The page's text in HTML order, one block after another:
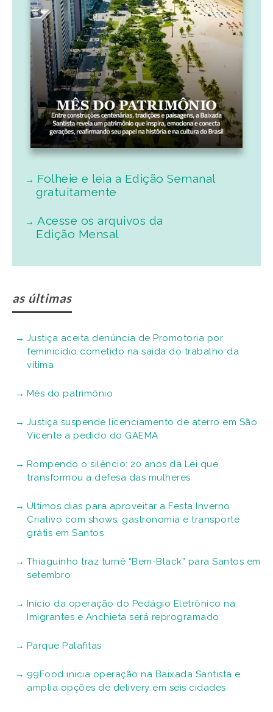
Folheie e leia a Edição Semanal
gratuitamente
Acesse os arquivos da
Edição Mensal
as últimas
Justiça aceita denúncia de Promotoria por
feminicídio cometido na saída do trabalho da
vítima
Mês do patrimônio
Justiça suspende licenciamento de aterro em São
Vicente a pedido do GAEMA
Rompendo o silêncio: 20 anos da Lei que
transformou a defesa das mulheres
Últimos dias para aproveitar a Festa Inverno
Criativo com shows, gastronomia e transporte
grátis em Santos
Thiaguinho traz turnê “Bem-Black” para Santos em
setembro
Início da operação do Pedágio Eletrônico na
Imigrantes e Anchieta será reprogramado
Parque Palafitas
99Food inicia operação na Baixada Santista e
amplia opções de delivery em seis cidades